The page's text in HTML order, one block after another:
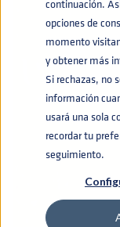
continuación.
opciones de
momento
y obtener más
Si rechazas, no
información
usará una sola
recordar tu
seguimiento.